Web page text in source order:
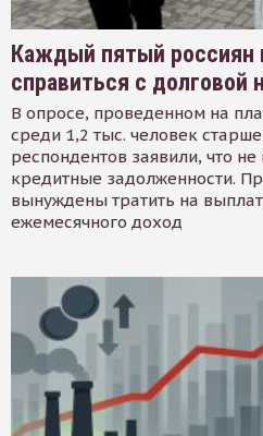
Каждый пятый россиян
справиться с долговой
В опросе, проведенном на
среди 1,2 тыс. человек
респондентов заявили, что
кредитные задолженности.
вынуждены тратить на
ежемесячного доход